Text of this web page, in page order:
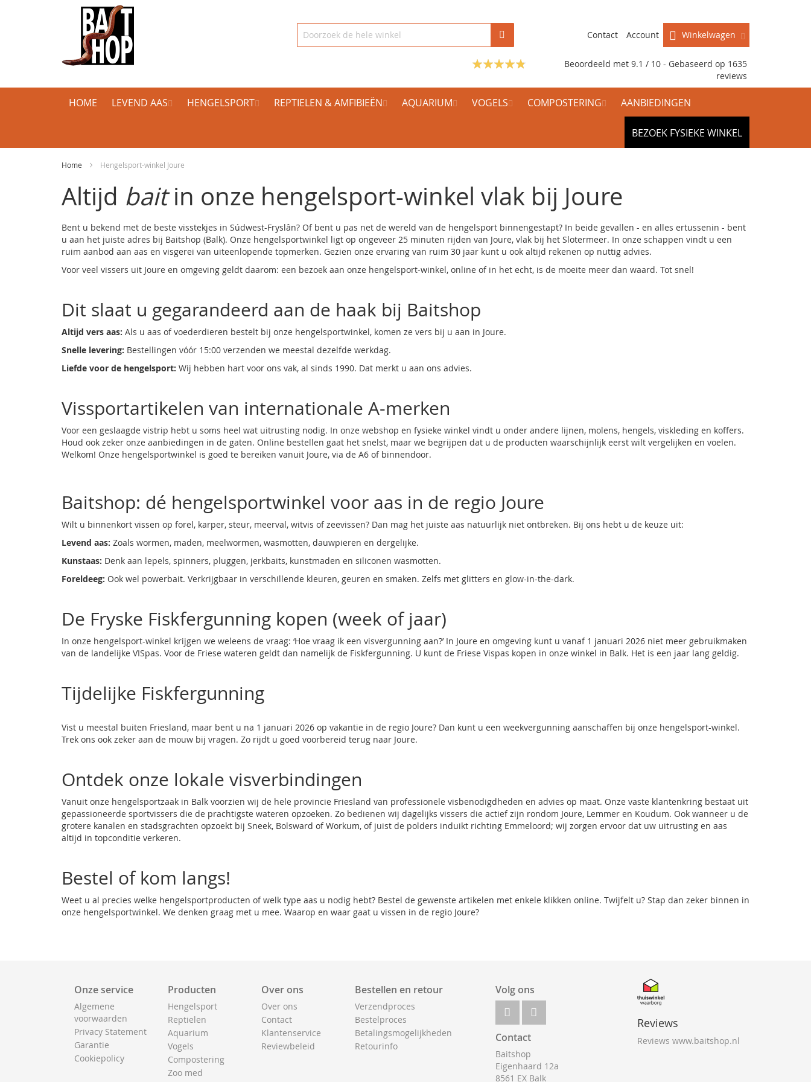
Winkelwagen
Contact Account
Beoordeeld met 9.1 / 10 - Gebaseerd op 1635
reviews
HOME LEVEND AAS HENGELSPORT REPTIELEN & AMFIBIEËN AQUARIUM VOGELS COMPOSTERING AANBIEDINGEN
BEZOEK FYSIEKE WINKEL
Home Hengelsport-winkel Joure
Altijd baitin onze hengelsport-winkel vlak bij Joure
Bent u bekend met de beste visstekjes in Súdwest-Fryslân? Of bent u pas net de wereld van de hengelsport binnengestapt? In beide gevallen - en alles ertussenin - bent
u aan het juiste adres bij Baitshop (Balk). Onze hengelsportwinkel ligt op ongeveer 25 minuten rijden van Joure, vlak bij het Slotermeer. In onze schappen vindt u een
ruim aanbod aan aas en visgerei van uiteenlopende topmerken. Gezien onze ervaring van ruim 30 jaar kunt u ook altijd rekenen op nuttig advies.
Voor veel vissers uit Joure en omgeving geldt daarom: een bezoek aan onze hengelsport-winkel, online of in het echt, is de moeite meer dan waard. Tot snel!
Dit slaat u gegarandeerd aan de haak bij Baitshop
Altijd vers aas: Als u aas of voederdieren bestelt bij onze hengelsportwinkel, komen ze vers bij u aan in Joure.
Snelle levering: Bestellingen vóór 15:00 verzenden we meestal dezelfde werkdag.
Liefde voor de hengelsport: Wij hebben hart voor ons vak, al sinds 1990. Dat merkt u aan ons advies.
Vissportartikelen van internationale A-merken
Voor een geslaagde vistrip hebt u soms heel wat uitrusting nodig. In onze webshop en fysieke winkel vindt u onder andere lijnen, molens, hengels, viskleding en koffers.
Houd ook zeker onze aanbiedingen in de gaten. Online bestellen gaat het snelst, maar we begrijpen dat u de producten waarschijnlijk eerst wilt vergelijken en voelen.
Welkom! Onze hengelsportwinkel is goed te bereiken vanuit Joure, via de A6 of binnendoor.
Baitshop: dé hengelsportwinkel voor aas in de regio Joure
Wilt u binnenkort vissen op forel, karper, steur, meerval, witvis of zeevissen? Dan mag het juiste aas natuurlijk niet ontbreken. Bij ons hebt u de keuze uit:
Levend aas: Zoals wormen, maden, meelwormen, wasmotten, dauwpieren en dergelijke.
Kunstaas: Denk aan lepels, spinners, pluggen, jerkbaits, kunstmaden en siliconen wasmotten.
Foreldeeg: Ook wel powerbait. Verkrijgbaar in verschillende kleuren, geuren en smaken. Zelfs met glitters en glow-in-the-dark.
De Fryske Fiskfergunning kopen (week of jaar)
In onze hengelsport-winkel krijgen we weleens de vraag: ‘Hoe vraag ik een visvergunning aan?’ In Joure en omgeving kunt u vanaf 1 januari 2026 niet meer gebruikmaken
van de landelijke VISpas. Voor de Friese wateren geldt dan namelijk de Fiskfergunning. U kunt de Friese Vispas kopen in onze winkel in Balk. Het is een jaar lang geldig.
Tijdelijke Fiskfergunning
Vist u meestal buiten Friesland, maar bent u na 1 januari 2026 op vakantie in de regio Joure? Dan kunt u een weekvergunning aanschaffen bij onze hengelsport-winkel.
Trek ons ook zeker aan de mouw bij vragen. Zo rijdt u goed voorbereid terug naar Joure.
Ontdek onze lokale visverbindingen
Vanuit onze hengelsportzaak in Balk voorzien wij de hele provincie Friesland van professionele visbenodigdheden en advies op maat. Onze vaste klantenkring bestaat uit
gepassioneerde sportvissers die de prachtigste wateren opzoeken. Zo bedienen wij dagelijks vissers die actief zijn rondom Joure, Lemmer en Koudum. Ook wanneer u de
grotere kanalen en stadsgrachten opzoekt bij Sneek, Bolsward ofWorkum, of juist de polders induikt richting Emmeloord; wij zorgen ervoor dat uw uitrusting en aas
altijd in topconditie verkeren.
Bestel of kom langs!
Weet u al precies welke hengelsportproducten of welk type aas u nodig hebt? Bestel de gewenste artikelen met enkele klikken online. Twijfelt u? Stap dan zeker binnen in
onze hengelsportwinkel. We denken graag met u mee. Waarop en waar gaat u vissen in de regio Joure?
Onze service
Algemene
voorwaarden
Privacy Statement
Garantie
Cookiepolicy
Producten
Hengelsport
Reptielen
Aquarium
Vogels
Compostering
Zoo med
Over ons
Over ons
Contact
Klantenservice
Reviewbeleid
Bestellen en retour
Verzendproces
Bestelproces
Betalingsmogelijkheden
Retourinfo
Volg ons
Contact
Baitshop
Eigenhaard 12a
8561 EX Balk
Reviews
Reviews www.baitshop.nl